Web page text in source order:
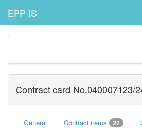
EPP IS
Contract card No.040007123/
General Contract items 22